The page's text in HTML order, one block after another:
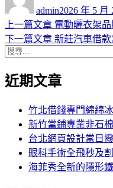
admin佈
日
期:
2026 年 5 月
文
章
導
覽
上一篇文章 上
一
章:
電動曬衣架
下一篇文章 下
文
新莊汽車借
搜
關
近期文章
竹北借錢專門綿綿
新竹當鋪專業非石
台北網頁設計當日
眼科手術全飛秒及
海菲秀全新的隱形